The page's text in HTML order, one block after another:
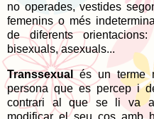
no operades, vestides
femenins o més
de diferents orientacions:
bisexuals, asexuals...
Transsexualés un terme
persona que es percep i
contrari al que se li va
modificar el seu cos amb